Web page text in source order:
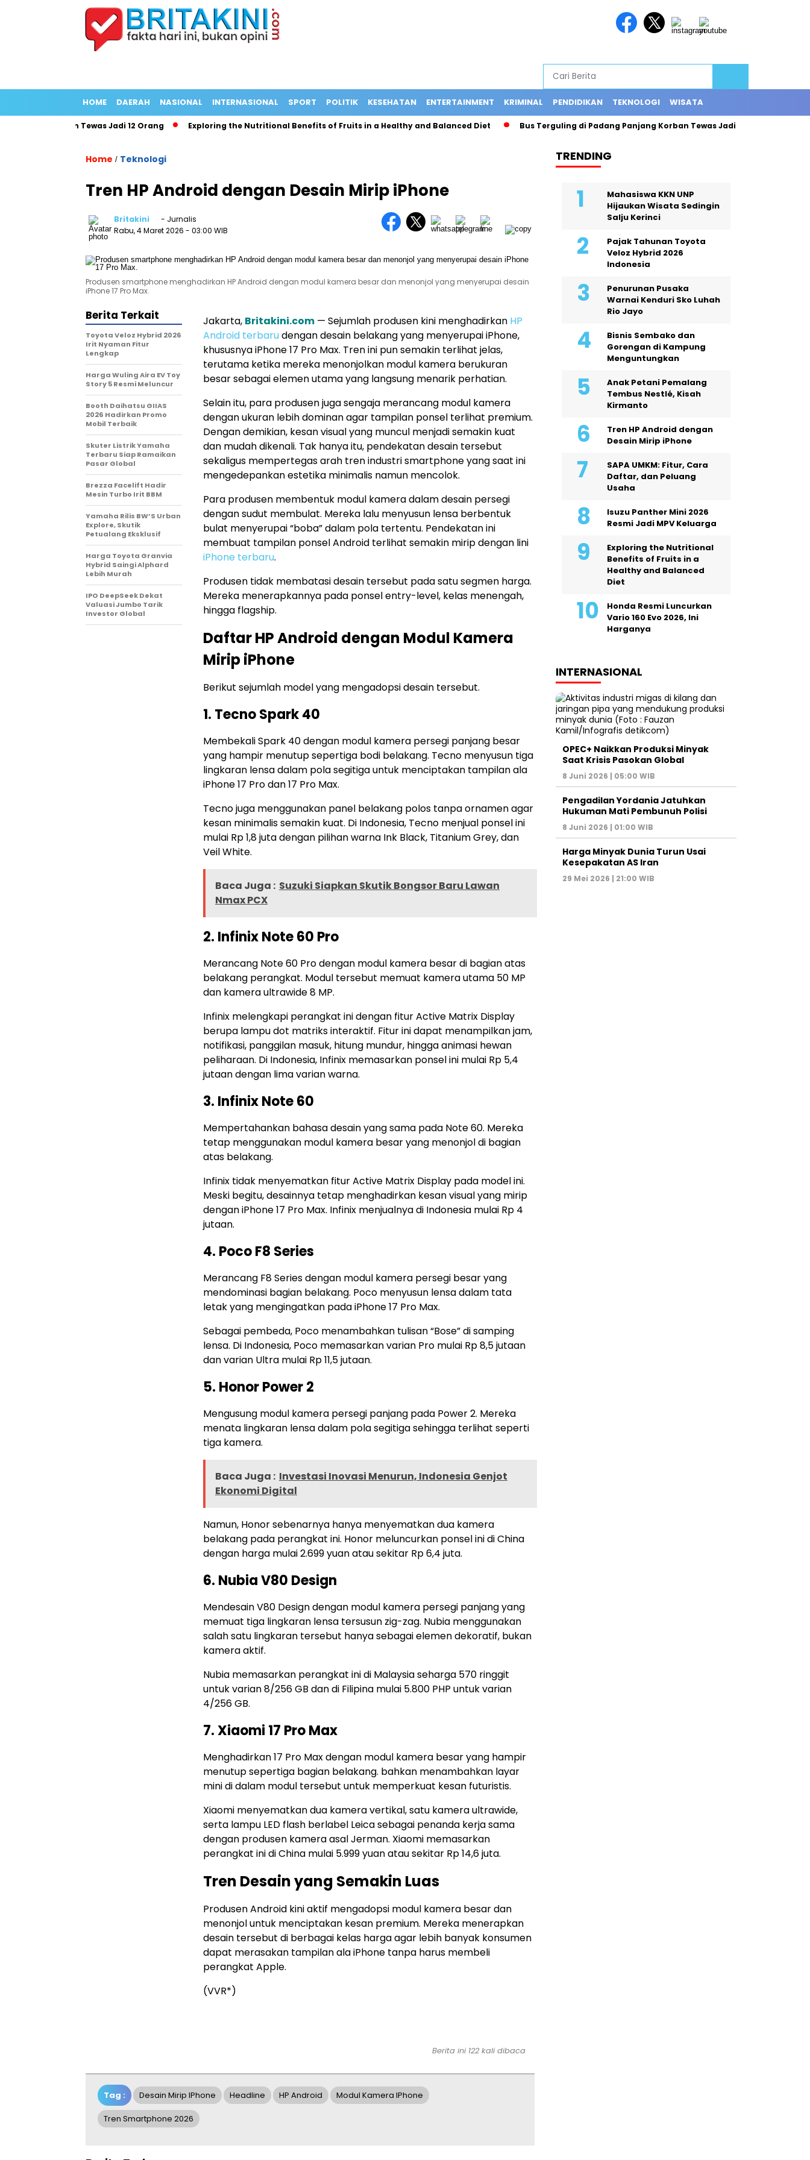
HOME DAERAH NASIONAL INTERNASIONAL SPORT POLITIK KESEHATAN ENTERTAINMENT KRIMINAL PENDIDIKAN TEKNOLOGI WISATA
Korban Tewas Jadi 12 Orang Exploring the Nutritional Benefits of Fruits in a Healthy and Balanced Diet Bus Terguling di Padang Panjang Korban Tewas Jadi 12 Orang
Home / Teknologi
Tren HP Android dengan Desain Mirip iPhone
Britakini
- Jurnalis
Rabu, 4 Maret 2026 - 03:00 WIB
Produsen smartphone menghadirkan HP Android dengan modul kamera besar dan menonjol yang menyerupai desain
iPhone 17 Pro Max.
Jakarta, Britakini.com — Sejumlah produsen kini menghadirkan HP
Android terbarudengan desain belakang yang menyerupai iPhone,
khususnya iPhone 17 Pro Max. Tren ini pun semakin terlihat jelas,
terutama ketika mereka menonjolkan modul kamera berukuran
besar sebagai elemen utama yang langsung menarik perhatian.
Selain itu, para produsen juga sengaja merancang modul kamera
dengan ukuran lebih dominan agar tampilan ponsel terlihat premium.
Dengan demikian, kesan visual yang muncul menjadi semakin kuat
dan mudah dikenali. Tak hanya itu, pendekatan desain tersebut
sekaligus mempertegas arah tren industri smartphone yang saat ini
mengedepankan estetika minimalis namun mencolok.
Para produsen membentuk modul kamera dalam desain persegi
dengan sudut membulat. Mereka lalu menyusun lensa berbentuk
bulat menyerupai “boba” dalam pola tertentu. Pendekatan ini
membuat tampilan ponsel Android terlihat semakin mirip dengan lini
iPhone terbaru.
Produsen tidak membatasi desain tersebut pada satu segmen harga.
Mereka menerapkannya pada ponsel entry-level, kelas menengah,
hingga flagship.
Daftar HP Android dengan Modul Kamera
Mirip iPhone
Berikut sejumlah model yang mengadopsi desain tersebut.
1. Tecno Spark 40
Membekali Spark 40 dengan modul kamera persegi panjang besar
yang hampir menutup sepertiga bodi belakang. Tecno menyusun tiga
lingkaran lensa dalam pola segitiga untuk menciptakan tampilan ala
iPhone 17 Pro dan 17 Pro Max.
Tecno juga menggunakan panel belakang polos tanpa ornamen agar
kesan minimalis semakin kuat. Di Indonesia, Tecno menjual ponsel ini
mulai Rp 1,8 juta dengan pilihan warna Ink Black, Titanium Grey, dan
Veil White.
Baca Juga : Suzuki Siapkan Skutik Bongsor Baru Lawan
Nmax PCX
2. Infinix Note 60 Pro
Merancang Note 60 Pro dengan modul kamera besar di bagian atas
belakang perangkat. Modul tersebut memuat kamera utama 50 MP
dan kamera ultrawide 8 MP.
Infinix melengkapi perangkat ini dengan fitur Active Matrix Display
berupa lampu dot matriks interaktif. Fitur ini dapat menampilkan jam,
notifikasi, panggilan masuk, hitung mundur, hingga animasi hewan
peliharaan. Di Indonesia, Infinix memasarkan ponsel ini mulai Rp 5,4
jutaan dengan lima varian warna.
3. Infinix Note 60
Mempertahankan bahasa desain yang sama pada Note 60. Mereka
tetap menggunakan modul kamera besar yang menonjol di bagian
atas belakang.
Infinix tidak menyematkan fitur Active Matrix Display pada model ini.
Meski begitu, desainnya tetap menghadirkan kesan visual yang mirip
dengan iPhone 17 Pro Max. Infinix menjualnya di Indonesia mulai Rp 4
jutaan.
4. Poco F8 Series
Merancang F8 Series dengan modul kamera persegi besar yang
mendominasi bagian belakang. Poco menyusun lensa dalam tata
letak yang mengingatkan pada iPhone 17 Pro Max.
Sebagai pembeda, Poco menambahkan tulisan “Bose” di samping
lensa. Di Indonesia, Poco memasarkan varian Pro mulai Rp 8,5 jutaan
dan varian Ultra mulai Rp 11,5 jutaan.
5. Honor Power 2
Mengusung modul kamera persegi panjang pada Power 2. Mereka
menata lingkaran lensa dalam pola segitiga sehingga terlihat seperti
tiga kamera.
Baca Juga : Investasi Inovasi Menurun, Indonesia Genjot
Ekonomi Digital
Namun, Honor sebenarnya hanya menyematkan dua kamera
belakang pada perangkat ini. Honor meluncurkan ponsel ini di China
dengan harga mulai 2.699 yuan atau sekitar Rp 6,4 juta.
6. Nubia V80 Design
Mendesain V80 Design dengan modul kamera persegi panjang yang
memuat tiga lingkaran lensa tersusun zig-zag. Nubia menggunakan
salah satu lingkaran tersebut hanya sebagai elemen dekoratif, bukan
kamera aktif.
Nubia memasarkan perangkat ini di Malaysia seharga 570 ringgit
untuk varian 8/256 GB dan di Filipina mulai 5.800 PHP untuk varian
4/256 GB.
7. Xiaomi 17 Pro Max
Menghadirkan 17 Pro Max dengan modul kamera besar yang hampir
menutup sepertiga bagian belakang. bahkan menambahkan layar
mini di dalam modul tersebut untuk memperkuat kesan futuristis.
Xiaomi menyematkan dua kamera vertikal, satu kamera ultrawide,
serta lampu LED flash berlabel Leica sebagai penanda kerja sama
dengan produsen kamera asal Jerman. Xiaomi memasarkan
perangkat ini di China mulai 5.999 yuan atau sekitar Rp 14,6 juta.
Tren Desain yang Semakin Luas
Produsen Android kini aktif mengadopsi modul kamera besar dan
menonjol untuk menciptakan kesan premium. Mereka menerapkan
desain tersebut di berbagai kelas harga agar lebih banyak konsumen
dapat merasakan tampilan ala iPhone tanpa harus membeli
perangkat Apple.
(VVR*)
Berita Terkait
Toyota Veloz Hybrid 2026
Irit Nyaman Fitur
Lengkap
Harga Wuling Aira EV Toy
Story 5 Resmi Meluncur
Booth Daihatsu GIIAS
2026 Hadirkan Promo
Mobil Terbaik
Skuter Listrik Yamaha
Terbaru Siap Ramaikan
Pasar Global
Brezza Facelift Hadir
Mesin Turbo Irit BBM
Yamaha Rilis BW’S Urban
Explore, Skutik
Petualang Eksklusif
Harga Toyota Granvia
Hybrid Saingi Alphard
Lebih Murah
IPO DeepSeek Dekat
Valuasi Jumbo Tarik
Investor Global
Berita ini 122 kali dibaca
Tag : Desain Mirip IPhone Headline HP Android Modul Kamera IPhone
Tren Smartphone 2026
TRENDING
Mahasiswa KKN UNP
Hijaukan Wisata Sedingin
Salju Kerinci
Pajak Tahunan Toyota
Veloz Hybrid 2026
Indonesia
Penurunan Pusaka
Warnai Kenduri Sko Luhah
Rio Jayo
Bisnis Sembako dan
Gorengan di Kampung
Menguntungkan
Anak Petani Pemalang
Tembus Nestlé, Kisah
Kirmanto
Tren HP Android dengan
Desain Mirip iPhone
SAPA UMKM: Fitur, Cara
Daftar, dan Peluang
Usaha
Isuzu Panther Mini 2026
Resmi Jadi MPV Keluarga
Exploring the Nutritional
Benefits of Fruits in a
Healthy and Balanced
Diet
Honda Resmi Luncurkan
Vario 160 Evo 2026, Ini
Harganya
INTERNASIONAL
OPEC+ Naikkan Produksi Minyak
Saat Krisis Pasokan Global
8 Juni 2026 | 05:00 WIB
Pengadilan Yordania Jatuhkan
Hukuman Mati Pembunuh Polisi
8 Juni 2026 | 01:00 WIB
Harga Minyak Dunia Turun Usai
Kesepakatan AS Iran
29 Mei 2026 | 21:00 WIB